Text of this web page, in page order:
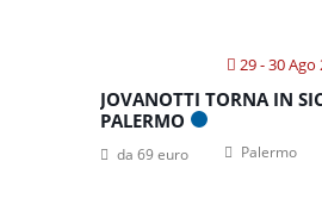
29 - 30 Ago
JOVANOTTI TORNA IN
PALERMO
Palermo
da 69 euro